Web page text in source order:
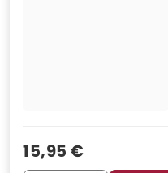
Verkaufspreis
15,95 €